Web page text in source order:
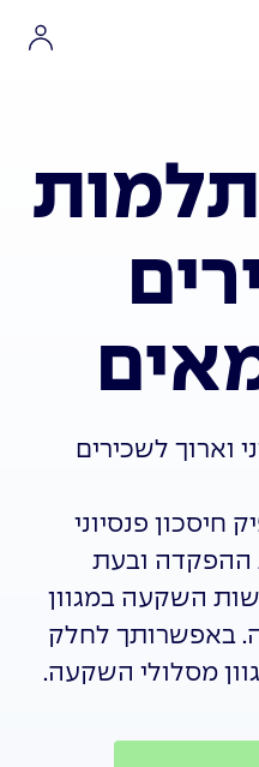
וארוך לשכירים
חיסכון פנסיוני
ההפקדה ובעת
השקעה במגוון
באפשרותך לחלק
מסלולי השקעה.